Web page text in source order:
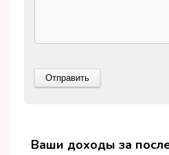
Ваши доходы за